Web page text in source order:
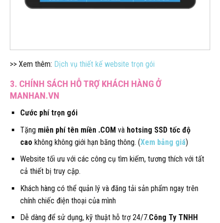
>> Xem thêm: Dịch vụ thiết kế website trọn gói
3. CHÍNH SÁCH HỖ TRỢ KHÁCH HÀNG Ở
MANHAN.VN
Cước phí trọn gói
Tặng miễn phí tên miền .COMvà hotsing SSD tốc độ
cao không không giới hạn băng thông. (Xem bảng giá)
Website tối ưu với các công cụ tìm kiếm, tương thích với tất
cả thiết bị truy cập.
Khách hàng có thể quản lý và đăng tải sản phẩm ngay trên
chính chiếc điện thoại của mình
Dễ dàng để sử dụng, kỹ thuật hỗ trợ 24/7.Công Ty TNHH